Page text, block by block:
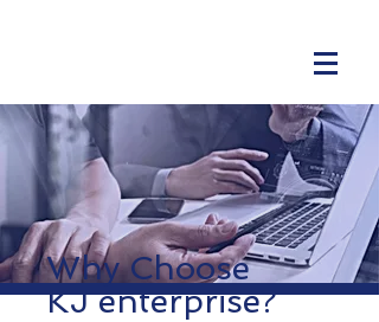
Why Choose
KJ enterprise?